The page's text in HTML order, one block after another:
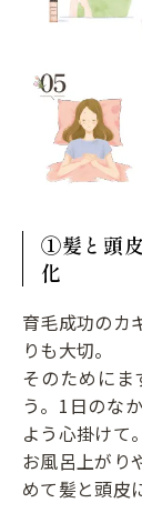
①髪と頭
化
育毛成功のカ
りも大切。
そのために
う。1日のな
よう心掛けて
お風呂上がり
めて髪と頭皮